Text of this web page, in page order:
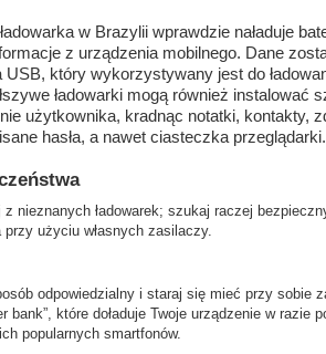
w Brazylii wprawdzie naładuje
z urządzenia mobilnego. Dane
USB, który wykorzystywany jest do
ładowarki mogą również instalować
użytkownika, kradnąc notatki, kontakty,
hasła, a nawet ciasteczka przeglądarki.
z nieznanych ładowarek; szukaj raczej
przy użyciu własnych zasilaczy.
odpowiedzialny i staraj się mieć przy sobie
bank”, które doładuje Twoje urządzenie w razie
popularnych smartfonów.